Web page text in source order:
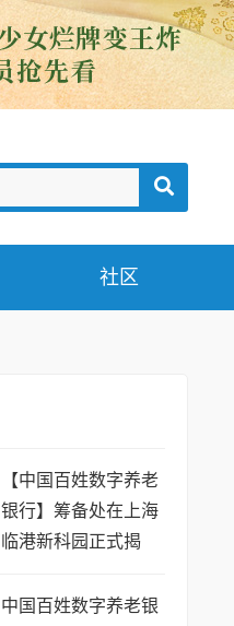
社区
【中国百姓数字养老
银行】筹备处在上海
临港新科园正式揭
融新篇章
中国百姓数字养老银